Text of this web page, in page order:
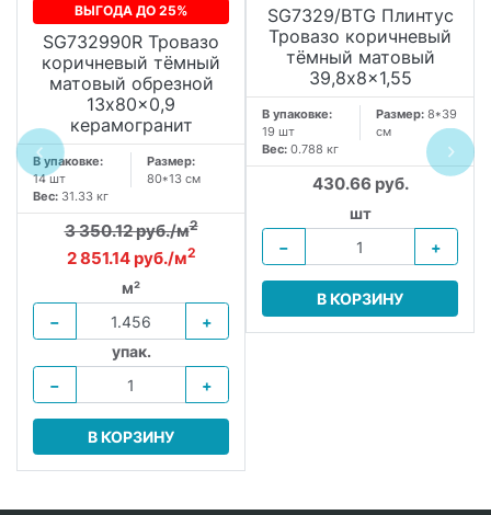
ВЫГОДА ДО 25%
SG732990R Тровазо
коричневый тёмный
матовый обрезной
13x80x0,9
керамогранит
В упаковке:
14 шт
Размер:
80*13 см
Вес: 31.33 кг
3 350.12 руб./м2
2 851.14 руб./м2
м²
−
+
упак.
−
+
В КОРЗИНУ
SG7329/BTG Плинтус
Тровазо коричневый
тёмный матовый
39,8x8x1,55
В упаковке:
19 шт
Размер: 8*39
см
Вес: 0.788 кг
430.66 руб.
шт
−
+
В КОРЗИНУ